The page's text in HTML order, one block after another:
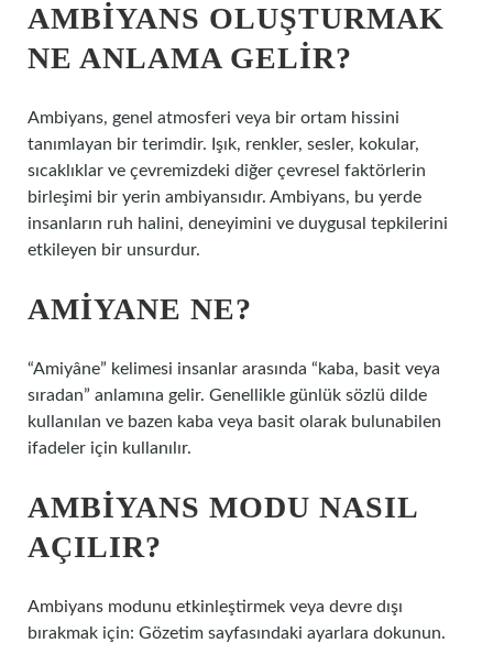
AMBIYANS OLUŞTURMAK
NE ANLAMA GELIR?
Ambiyans, genel atmosferi veya bir ortam hissini
tanımlayan bir terimdir. Işık, renkler, sesler, kokular,
sıcaklıklar ve çevremizdeki diğer çevresel faktörlerin
birleşimi bir yerin ambiyansıdır. Ambiyans, bu yerde
insanların ruh halini, deneyimini ve duygusal tepkilerini
etkileyen bir unsurdur.
AMIYANE NE?
“Amiyâne” kelimesi insanlar arasında “kaba, basit veya
sıradan” anlamına gelir. Genellikle günlük sözlü dilde
kullanılan ve bazen kaba veya basit olarak bulunabilen
ifadeler için kullanılır.
AMBIYANS MODU NASIL
AÇILIR?
Ambiyans modunu etkinleştirmek veya devre dışı
bırakmak için: Gözetim sayfasındaki ayarlara dokunun.